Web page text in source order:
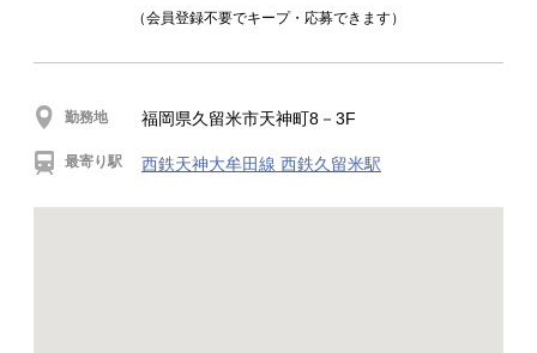
（会員登録不要でキープ・応募できます）
勤務地 福岡県久留米市天神町8－3F
最寄り駅 西鉄天神大牟田線 西鉄久留米駅